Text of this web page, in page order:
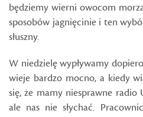
będziemy wierni owocom
sposobów jagnięcinie i ten
słuszny.
W niedzielę wypływamy
wieje bardzo mocno, a kiedy
się, że mamy niesprawne radio
ale nas nie słychać.